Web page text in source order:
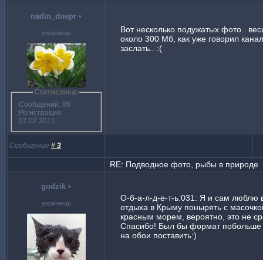
nadin_dnepr •
українець
Статистика:
Сообщений: 86
Регистрация:
07.02.2011
Вот несколько подужатых фото..
около 300 Мб, как уже говорил
заслать.. :(
Сообщение # 3
RE: Подводное фото, рыбы в природе
godzik •
українець
О-б-а-л-д-е-т-ь:031: Я и сам люблю
отдыха в Крыму понырять с
красным морем, вероятно, это не
Спасибо! Был бы формат
на обои поставить:)